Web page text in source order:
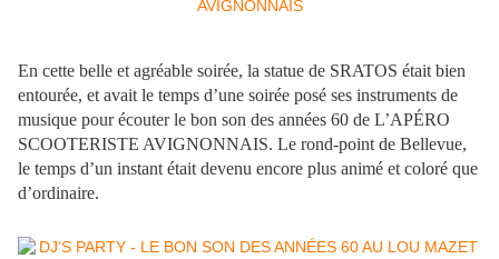
En cette belle et agréable soirée, la statue de SRATOS était bien
entourée, et avait le temps d’une soirée posé ses instruments de
musique pour écouter le bon son des années 60 de L’APÉRO
SCOOTERISTE AVIGNONNAIS. Le rond-point de Bellevue,
le temps d’un instant était devenu encore plus animé et coloré que
d’ordinaire.